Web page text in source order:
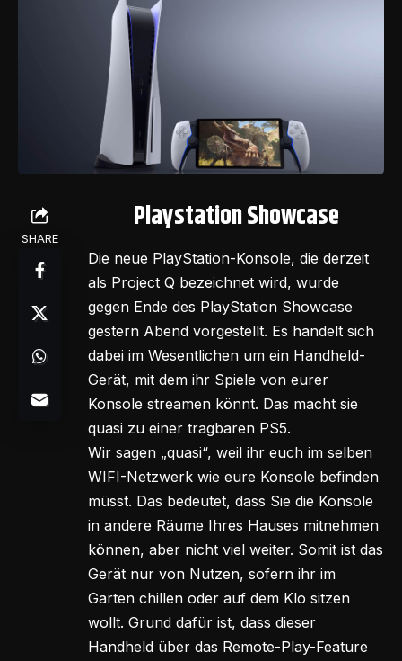
SHARE
Playstation Showcase
Die neue PlayStation-Konsole, die derzeit
als Project Q bezeichnet wird, wurde
gegen Ende des PlayStation Showcase
gestern Abend vorgestellt. Es handelt sich
dabei im Wesentlichen um ein Handheld-
Gerät, mit dem ihr Spiele von eurer
Konsole streamen könnt. Das macht sie
quasi zu einer tragbaren PS5.
Wir sagen „quasi“, weil ihr euch im selben
WIFI-Netzwerk wie eure Konsole befinden
müsst. Das bedeutet, dass Sie die Konsole
in andere Räume Ihres Hauses mitnehmen
können, aber nicht viel weiter. Somit ist das
Gerät nur von Nutzen, sofern ihr im
Garten chillen oder auf dem Klo sitzen
wollt. Grund dafür ist, dass dieser
Handheld über das Remote-Play-Feature